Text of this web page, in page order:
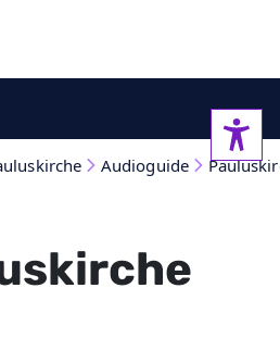
Audioguide